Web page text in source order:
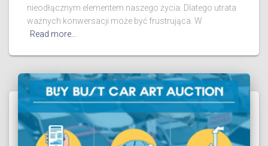
nieodłącznym elementem naszego życia. Dlatego utrata
ważnych konwersacji może być frustrująca. W
Read more…